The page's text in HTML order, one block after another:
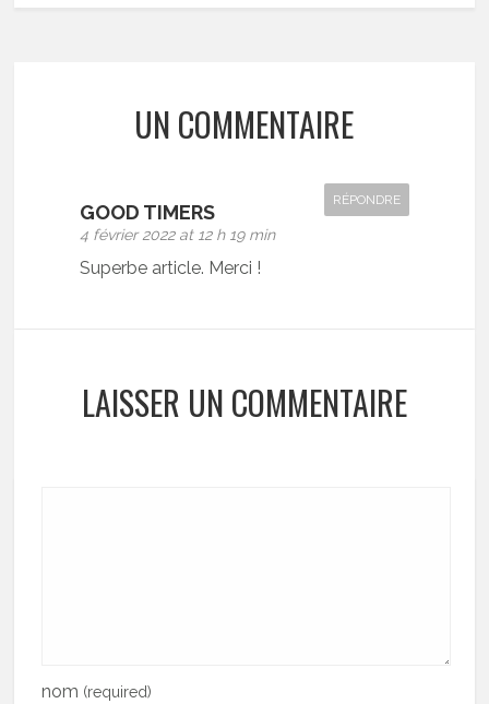
UN COMMENTAIRE
GOOD TIMERS
4 février 2022 at 12 h 19 min
RÉPONDRE
Superbe article. Merci !
LAISSER UN COMMENTAIRE
nom (required)